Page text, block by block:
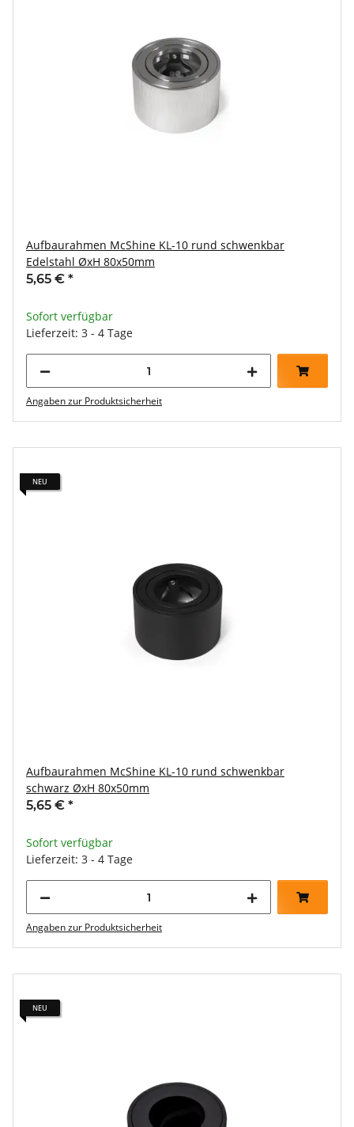
Aufbaurahmen McShine KL-10 rund schwenkbar
Edelstahl ØxH 80x50mm
5,65 € *
Sofort verfügbar
Lieferzeit: 3 - 4 Tage
Angaben zur Produktsicherheit
NEU
Aufbaurahmen McShine KL-10 rund schwenkbar
schwarz ØxH 80x50mm
5,65 € *
Sofort verfügbar
Lieferzeit: 3 - 4 Tage
Angaben zur Produktsicherheit
NEU